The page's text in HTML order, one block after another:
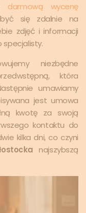
darmową wycenę
się zdalnie na
zdjęć i informacji
specjalisty.
niezbędne
która
umawiamy
jest umowa
kwotę za swoją
kontaktu do
kilka dni, co czyni
najszybszą